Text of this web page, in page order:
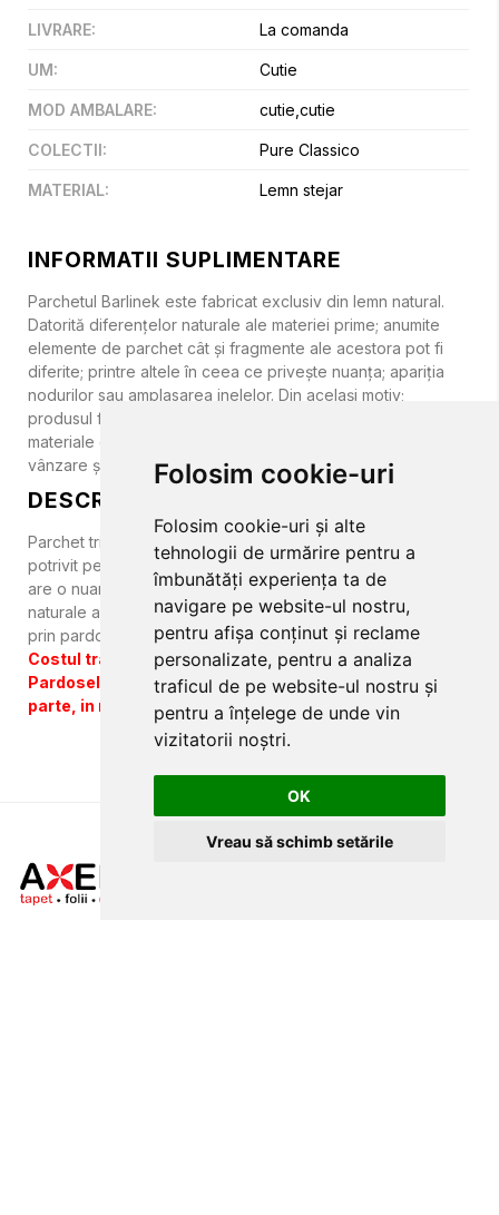
Folosim cookie-uri
Folosim cookie-uri și alte
tehnologii de urmărire pentru a
îmbunătăți experiența ta de
navigare pe website-ul nostru,
pentru afișa conținut și reclame
personalizate, pentru a analiza
traficul de pe website-ul nostru și
pentru a înțelege de unde vin
vizitatorii noștri.
OK
Vreau să schimb setările
DESCRIERE
Parchet triplustratificat STEJAR SERENE HERRINGBONE 110
potrivit pentru proiecte de amenajare moderne. Parchetul
are o nuanță bej-cenușie, cu o multitudine de caracteristici
naturale ale lemnului. Finisat cu lac mat. Permite incalzirea
prin pardoseala cu devigrare precum si cu apa.
Costul transportului pentru gama de produse
Pardoseli ,va fi comunicat pentru fiecare comanda in
parte, in momentul ofertarii.
LIVRARE: La comanda
UM: Cutie
MOD AMBALARE: cutie,cutie
COLECTII: Pure Classico
MATERIAL: Lemn stejar
INFORMATII SUPLIMENTARE
Parchetul Barlinek este fabricat exclusiv din lemn natural.
Datorită diferenţelor naturale ale materiei prime; anumite
elemente de parchet cât şi fragmente ale acestora pot fi
diferite; printre altele în ceea ce priveşte nuanţa; apariţia
nodurilor sau amplasarea inelelor. Din acelaşi motiv;
produsul final poate să nu fie identic cu cel prezentat în
materiale de marketing; pe panourile expuse la punctele de
vânzare şi pe site-ul producătorului.